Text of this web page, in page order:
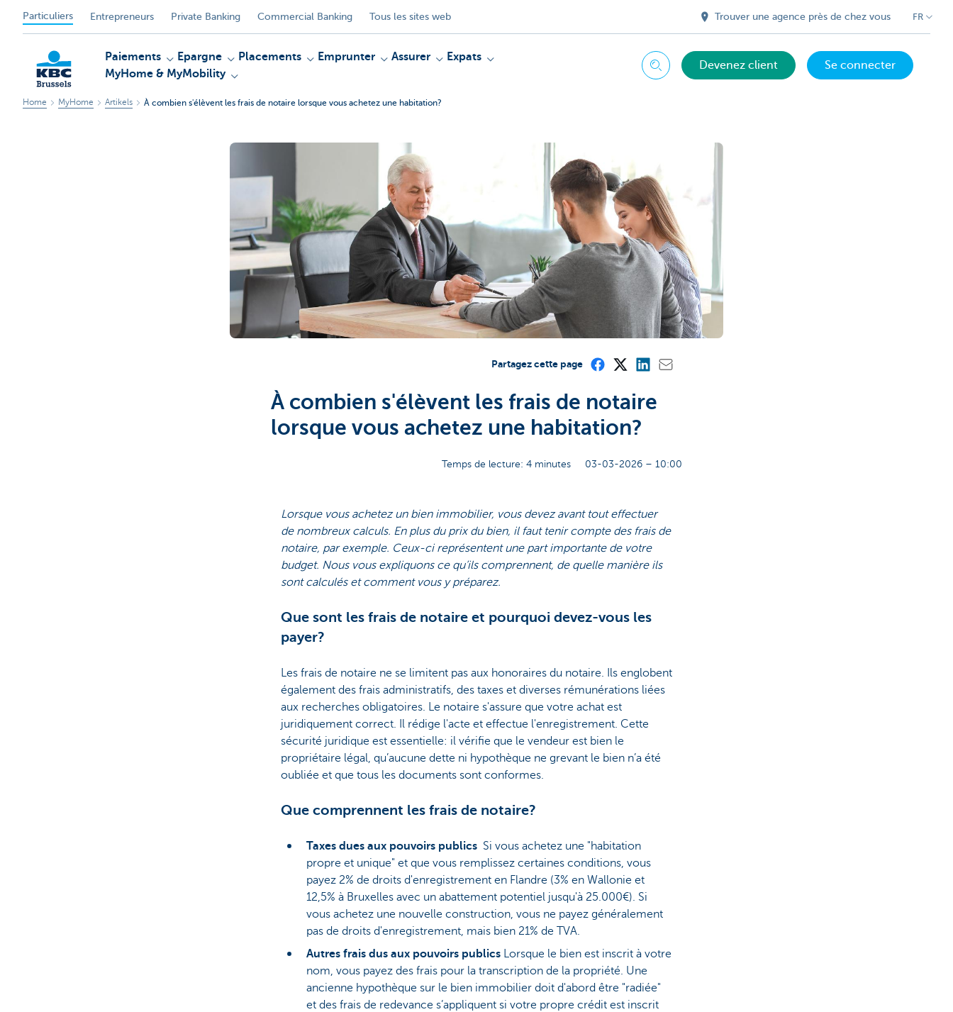
Particuliers Entrepreneurs Private Banking Commercial Banking Tous les sites web Trouver une agence près de chez vous FR
Paiements Epargne Placements Emprunter Assurer
Expats
MyHome & MyMobility
ChercherDevenez client Se connecter
Home MyHome Artikels À combien s'élèvent les frais de notaire lorsque vous achetez une habitation?
Partagez cette page
À combien s'élèvent les frais de notaire
lorsque vous achetez une habitation?
Temps de lecture: 4 minutes 03-03-2026 – 10:00
Lorsque vous achetez un bien immobilier, vous devez avant tout effectuer
de nombreux calculs. En plus du prix du bien, il faut tenir compte des frais de
notaire, par exemple. Ceux-ci représentent une part importante de votre
budget. Nous vous expliquons ce qu’ils comprennent, de quelle manière ils
sont calculés et comment vous y préparez.
Que sont les frais de notaire et pourquoi devez-vous les
payer?
Les frais de notaire ne se limitent pas aux honoraires du notaire. Ils englobent
également des frais administratifs, des taxes et diverses rémunérations liées
aux recherches obligatoires. Le notaire s'assure que votre achat est
juridiquement correct. Il rédige l'acte et effectue l'enregistrement. Cette
sécurité juridique est essentielle: il vérifie que le vendeur est bien le
propriétaire légal, qu’aucune dette ni hypothèque ne grevant le bien n’a été
oubliée et que tous les documents sont conformes.
Que comprennent les frais de notaire?
Taxes dues aux pouvoirs publics Si vous achetez une "habitation
propre et unique" et que vous remplissez certaines conditions, vous
payez 2% de droits d'enregistrement en Flandre (3% en Wallonie et
12,5% à Bruxelles avec un abattement potentiel jusqu'à 25.000€). Si
vous achetez une nouvelle construction, vous ne payez généralement
pas de droits d'enregistrement, mais bien 21% de TVA.
Autres frais dus aux pouvoirs publicsLorsque le bien est inscrit à votre
nom, vous payez des frais pour la transcription de la propriété. Une
ancienne hypothèque sur le bien immobilier doit d'abord être "radiée"
et des frais de redevance s’appliquent si votre propre crédit est inscrit